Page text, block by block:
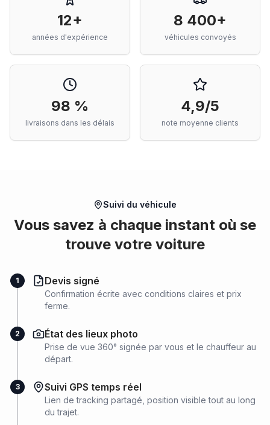
12+
années d'expérience
8 400+
véhicules convoyés
98 %
livraisons dans les délais
4,9/5
note moyenne clients
Suivi du véhicule
Vous savez à chaque instant où se
trouve votre voiture
1 Devis signé
Confirmation écrite avec conditions claires et prix
ferme.
2 État des lieux photo
Prise de vue 360° signée par vous et le chauffeur au
départ.
3 Suivi GPS temps réel
Lien de tracking partagé, position visible tout au long
du trajet.